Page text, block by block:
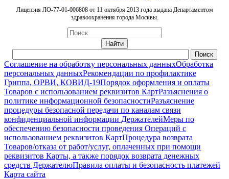
Лицензия ЛО-77-01-006808 от 11 октября 2013 года выдана Департаментом
здравоохранения города Москвы.
Соглашение на обработку персональных данныхОбработка
персональных данныхРекомендации по профилактике
Гриппа, ОРВИ, КОВИД-19Порядок оформления и оплаты
Товаров с использованием реквизитов КартРазъяснения о
политике информационной безопасностиРазъяснение
процедуры безопасной передачи по каналам связи
конфиденциальной информации ДержателейМеры по
обеспечению безопасности проведения Операций с
использованием реквизитов КартПроцедура возврата
Товаров/отказа от работ/услуг, оплаченных при помощи
реквизитов Карты, а также порядок возврата денежных
средств ДержателюПравила оплаты и безопасность платежей
Карта сайта